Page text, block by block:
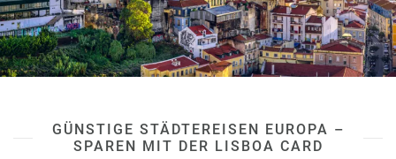
GÜNSTIGE STÄDTEREISEN EUROPA –
SPAREN MIT DER LISBOA CARD